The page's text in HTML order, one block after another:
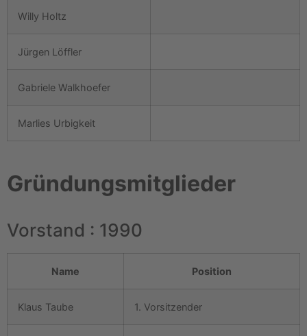
Willy Holtz
Jürgen Löffler
Gabriele Walkhoefer
Marlies Urbigkeit
Gründungsmitglieder
Vorstand : 1990
Name Position
Klaus Taube 1. Vorsitzender